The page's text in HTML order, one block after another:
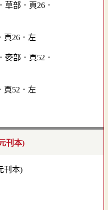
頁26．左
頁52．左
刊本)